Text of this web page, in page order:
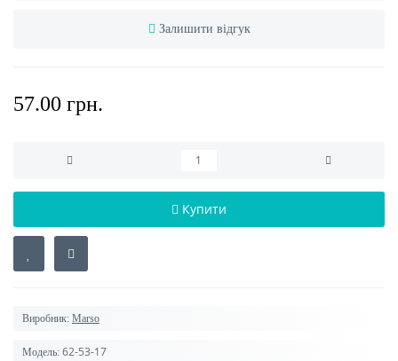
Залишити відгук
57.00 грн.
Купити
Виробник: Marso
Модель: 62-53-17